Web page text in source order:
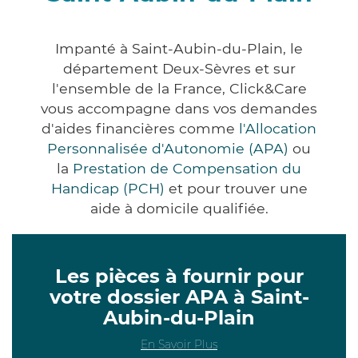
Impanté à Saint-Aubin-du-Plain, le
département Deux-Sèvres et sur
l'ensemble de la France, Click&Care
vous accompagne dans vos demandes
d'aides financières comme l'Allocation
Personnalisée d'Autonomie (APA) ou
la Prestation de Compensation du
Handicap (PCH) et pour trouver une
aide à domicile qualifiée.
Les pièces à fournir pour
votre dossier APA à Saint-
Aubin-du-Plain
En Savoir Plus